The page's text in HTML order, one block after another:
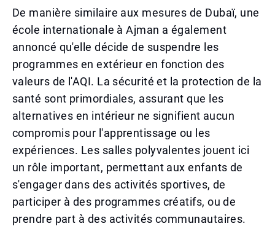
De manière similaire aux mesures de Dubaï, une
école internationale à Ajman a également
annoncé qu'elle décide de suspendre les
programmes en extérieur en fonction des
valeurs de l'AQI. La sécurité et la protection de la
santé sont primordiales, assurant que les
alternatives en intérieur ne signifient aucun
compromis pour l'apprentissage ou les
expériences. Les salles polyvalentes jouent ici
un rôle important, permettant aux enfants de
s'engager dans des activités sportives, de
participer à des programmes créatifs, ou de
prendre part à des activités communautaires.